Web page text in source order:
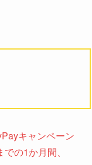
キャンペーン
の1か月間、